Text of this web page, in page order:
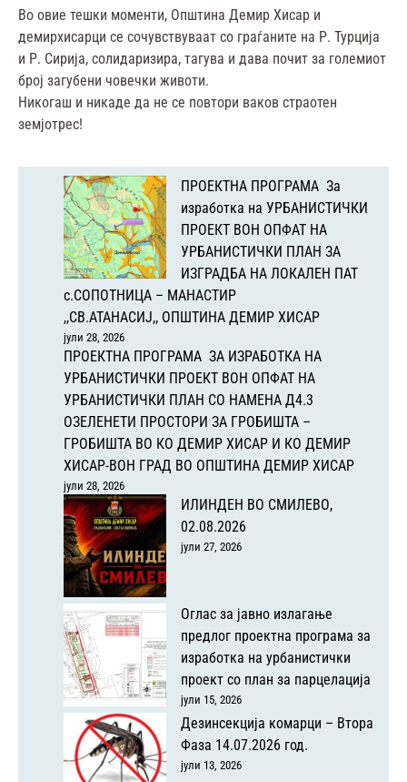
Во овие тешки моменти, Општина Демир Хисар и
демирхисарци се сочувствуваат со граѓаните на Р. Турција
и Р. Сирија, солидаризира, тагува и дава почит за големиот
број загубени човечки животи.
Никогаш и никаде да не се повтори ваков страотен
земјотрес!
ПРОЕКТНА ПРОГРАМА За
изработка на УРБАНИСТИЧКИ
ПРОЕКТ ВОН ОПФАТ НА
УРБАНИСТИЧКИ ПЛАН ЗА
ИЗГРАДБА НА ЛОКАЛЕН ПАТ
с.СОПОТНИЦА – МАНАСТИР
,,СВ.АТАНАСИЈ,, ОПШТИНА ДЕМИР ХИСАР
јули 28, 2026
ПРОЕКТНА ПРОГРАМА ЗА ИЗРАБОТКА НА
УРБАНИСТИЧКИ ПРОЕКТ ВОН ОПФАТ НА
УРБАНИСТИЧКИ ПЛАН СО НАМЕНА Д4.3
ОЗЕЛЕНЕТИ ПРОСТОРИ ЗА ГРОБИШТА –
ГРОБИШТА ВО КО ДЕМИР ХИСАР И КО ДЕМИР
ХИСАР-ВОН ГРАД ВО ОПШТИНА ДЕМИР ХИСАР
јули 28, 2026
ИЛИНДЕН ВО СМИЛЕВО,
02.08.2026
јули 27, 2026
Оглас за јавно излагање
предлог проектна програма за
изработка на урбанистички
проект со план за парцелација
јули 15, 2026
Дезинсекција комарци – Втора
Фаза 14.07.2026 год.
јули 13, 2026